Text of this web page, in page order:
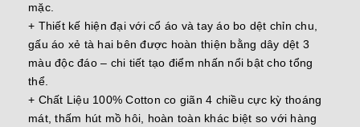
mặc.
+ Thiết kế hiện đại với cổ áo và tay áo bo dệt chỉn chu,
gấu áo xẻ tà hai bên được hoàn thiện bằng dây dệt 3
màu độc đáo – chi tiết tạo điểm nhấn nổi bật cho tổng
thể.
+ Chất Liệu 100% Cotton co giãn 4 chiều cực kỳ thoáng
mát, thấm hút mồ hôi, hoàn toàn khác biệt so với hàng